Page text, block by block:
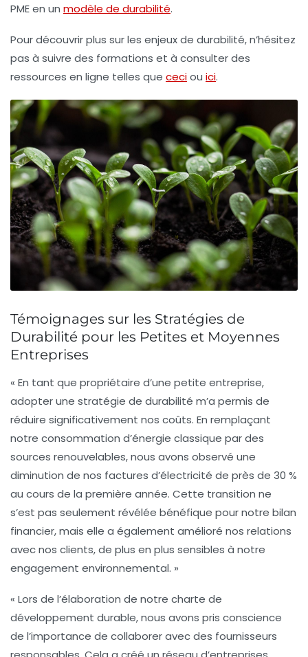
PME en un modèle de durabilité.
Pour découvrir plus sur les enjeux de durabilité, n’hésitez
pas à suivre des formations et à consulter des
ressources en ligne telles que ceciou ici.
Témoignages sur les Stratégies de
Durabilité pour les Petites et Moyennes
Entreprises
« En tant que propriétaire d’une petite entreprise,
adopter une stratégie de durabilité m’a permis de
réduire significativement nos coûts. En remplaçant
notre consommation d’énergie classique par des
sources renouvelables, nous avons observé une
diminution de nos factures d’électricité de près de 30 %
au cours de la première année. Cette transition ne
s’est pas seulement révélée bénéfique pour notre bilan
financier, mais elle a également amélioré nos relations
avec nos clients, de plus en plus sensibles à notre
engagement environnemental. »
« Lors de l’élaboration de notre charte de
développement durable, nous avons pris conscience
de l’importance de collaborer avec des fournisseurs